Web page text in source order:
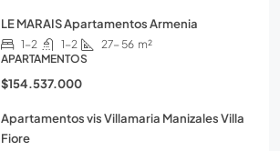
LE MARAIS Apartamentos Armenia
1-2 1-2 27- 56 m²
APARTAMENTOS
$154.537.000
Apartamentos vis Villamaria Manizales Villa
Fiore